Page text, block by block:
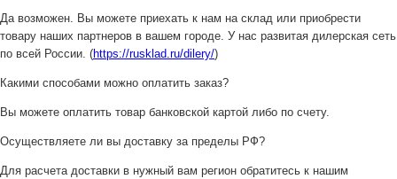
Да возможен. Вы можете приехать к нам на склад или приобрести
товару наших партнеров в вашем городе. У нас развитая дилерская сеть
по всей России. (https://rusklad.ru/dilery/)
Какими способами можно оплатить заказ?
Вы можете оплатить товар банковской картой либо по счету.
Осуществляете ли вы доставку за пределы РФ?
Для расчета доставки в нужный вам регион обратитесь к нашим